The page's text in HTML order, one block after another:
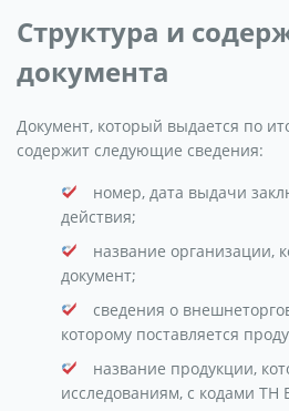
Структура и
документа
Документ, который выдается по
содержит следующие сведения:
номер, дата выдачи
действия;
название организации,
документ;
сведения о
которому поставляется
название продукции,
исследованиям, с кодами ТН